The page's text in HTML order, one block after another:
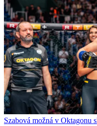
Szabová možná v